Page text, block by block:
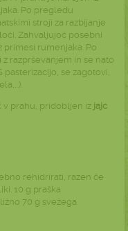
Po pregledu
stroji za razbijanje
Zahvaljujoč posebni
rumenjaka. Po
razprševanjem in se nato
pasterizacijo, se zagotovi,
v prahu, pridobljen iz jajc
rehidrirati, razen če
10 g praška
70 g svežega